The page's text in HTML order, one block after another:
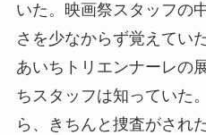
いた。映画祭スタッフの
さを少なからず覚えてい
あいちトリエンナーレの
ちスタッフは知っていた
ら、きちんと捜査がされ